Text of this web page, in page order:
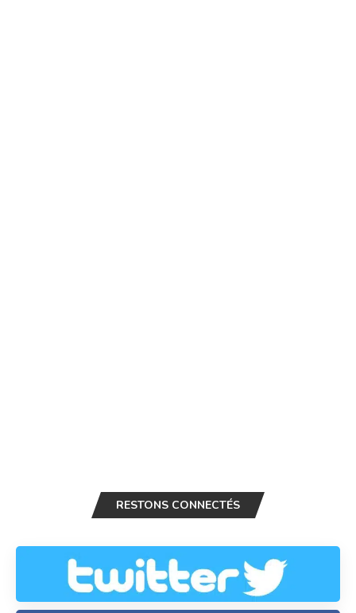
RESTONS CONNECTÉS